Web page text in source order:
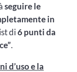
seguire le
in
di6 punti da
.
d’uso e la